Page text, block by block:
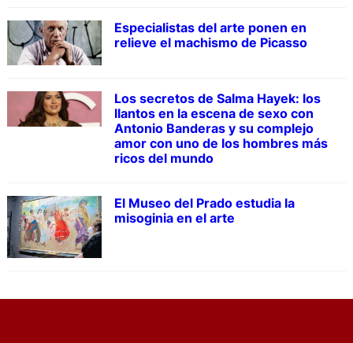
Especialistas del arte ponen en
relieve el machismo de Picasso
Los secretos de Salma Hayek: los
llantos en la escena de sexo con
Antonio Banderas y su complejo
amor con uno de los hombres más
ricos del mundo
El Museo del Prado estudia la
misoginia en el arte